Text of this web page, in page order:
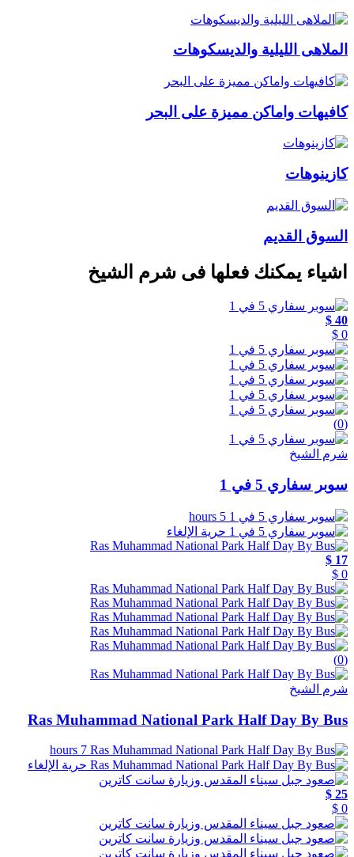
الملاهى الليلية والديسكوهات
كافيهات واماكن مميزة على البحر
كازينوهات
السوق القديم
اشياء يمكنك فعلها فى شرم الشيخ
40 $
0 $
(0)
شرم الشيخ
سوبر سفاري 5 في 1
5 hours
حرية الإلغاء
17 $
0 $
(0)
شرم الشيخ
Ras Muhammad National Park Half Day By Bus
7 hours
حرية الإلغاء
25 $
0 $